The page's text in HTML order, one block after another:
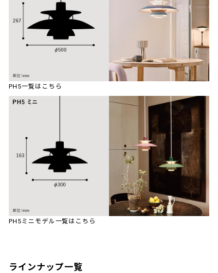
PH5一覧はこちら
PH5ミニモデル一覧はこちら
ラインナップ一覧